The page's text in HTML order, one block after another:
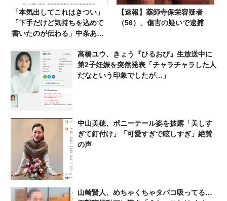
「本気出してこれはきつい」
「下手だけど気持ちを込めて
書いたのが伝わる」中条あや
話題も…宮沢りえには及ばな
いか「宮沢りえの離婚報告の
サインを見てみろ」
【速報】薬師寺保栄容疑者
（56）、傷害の疑いで逮捕
高橋ユウ、きょう『ひるおび』生放送中に
第2子妊娠を突然発表「チャラチャラした人
だなという印象でしたが…」
中山美穂、ポニーテール姿を披露「美しす
ぎて釘付け」「可愛すぎで眩しすぎ」絶賛
の声
山崎賢人、めちゃくちゃタバコ吸ってる…